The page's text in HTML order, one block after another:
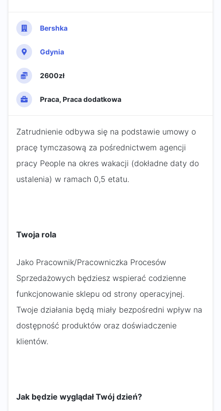
Bershka
Gdynia
2600zł
Praca, Praca dodatkowa
Zatrudnienie odbywa się na podstawie umowy o
pracę tymczasową za pośrednictwem agencji
pracy People na okres wakacji (dokładne daty do
ustalenia) w ramach 0,5 etatu.
Twoja rola
Jako Pracownik/Pracowniczka Procesów
Sprzedażowych będziesz wspierać codzienne
funkcjonowanie sklepu od strony operacyjnej.
Twoje działania będą miały bezpośredni wpływ na
dostępność produktów oraz doświadczenie
klientów.
Jak będzie wyglądał Twój dzień?